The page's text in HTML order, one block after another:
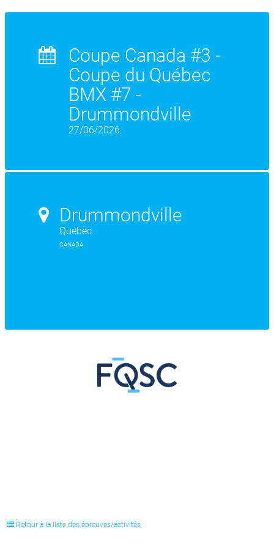
Coupe Canada #3 -
Coupe du Québec
BMX #7 -
Drummondville
27/06/2026
Drummondville
Québec
CANADA
Retour à la liste des épreuves/activités